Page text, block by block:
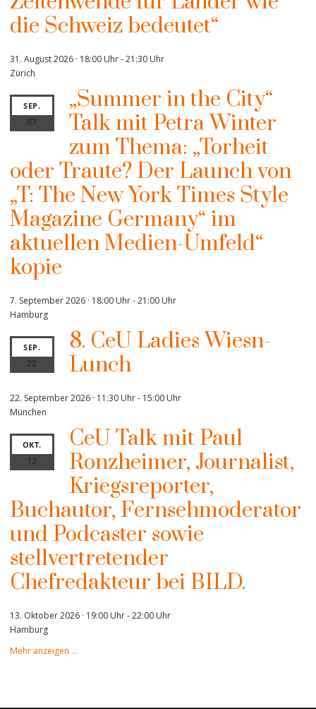
die Schweiz bedeutet“
31. August 2026 · 18:00 Uhr-21:30 Uhr
Zürich
SEP.
07
„Summer in the City“
Talk mit Petra Winter
zum Thema: „Torheit
oder Traute? Der Launch von
„T: The New York Times Style
Magazine Germany“ im
aktuellen Medien-Umfeld“
kopie
7. September 2026 · 18:00 Uhr-21:00 Uhr
Hamburg
SEP.
22
8. CeU Ladies Wiesn-
Lunch
22. September 2026 · 11:30 Uhr- 15:00 Uhr
München
OKT.
13
CeU Talk mit Paul
Ronzheimer, Journalist,
Kriegsreporter,
Buchautor, Fernsehmoderator
und Podcaster sowie
stellvertretender
Chefredakteur bei BILD.
13. Oktober 2026 · 19:00 Uhr-22:00 Uhr
Hamburg
Mehr anzeigen …